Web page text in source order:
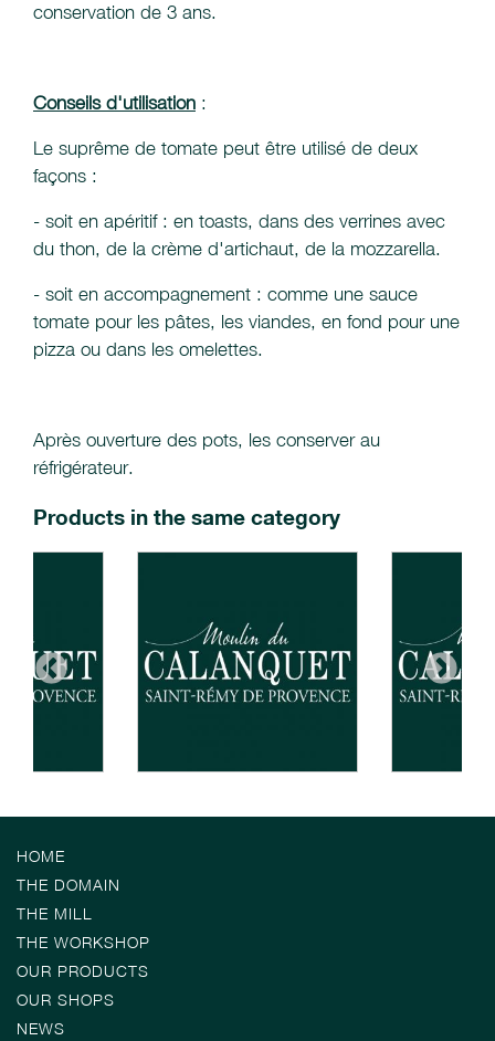
conservation de 3 ans.
Conseils d'utilisation :
Le suprême de tomate peut être utilisé de deux
façons :
- soit en apéritif : en toasts, dans des verrines avec
du thon, de la crème d'artichaut, de la mozzarella.
- soit en accompagnement : comme une sauce
tomate pour les pâtes, les viandes, en fond pour une
pizza ou dans les omelettes.
Après ouverture des pots, les conserver au
réfrigérateur.
Products in the same category
HOME
THE DOMAIN
THE MILL
THE WORKSHOP
OUR PRODUCTS
OUR SHOPS
NEWS